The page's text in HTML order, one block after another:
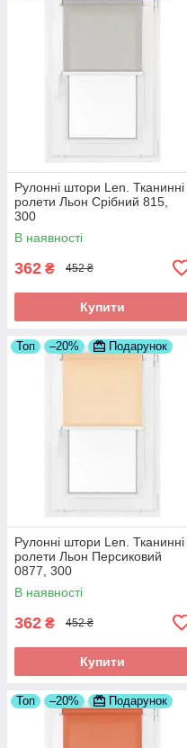
Рулонні штори Len. Тканинні
ролети Льон Срібний 815,
300
В наявності
362 ₴ 452 ₴
Купити
Топ –20% Подарунок
Рулонні штори Len. Тканинні
ролети Льон Персиковий
0877, 300
В наявності
362 ₴ 452 ₴
Купити
Топ –20% Подарунок